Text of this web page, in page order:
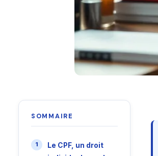
SOMMAIRE
Le CPF, un droit